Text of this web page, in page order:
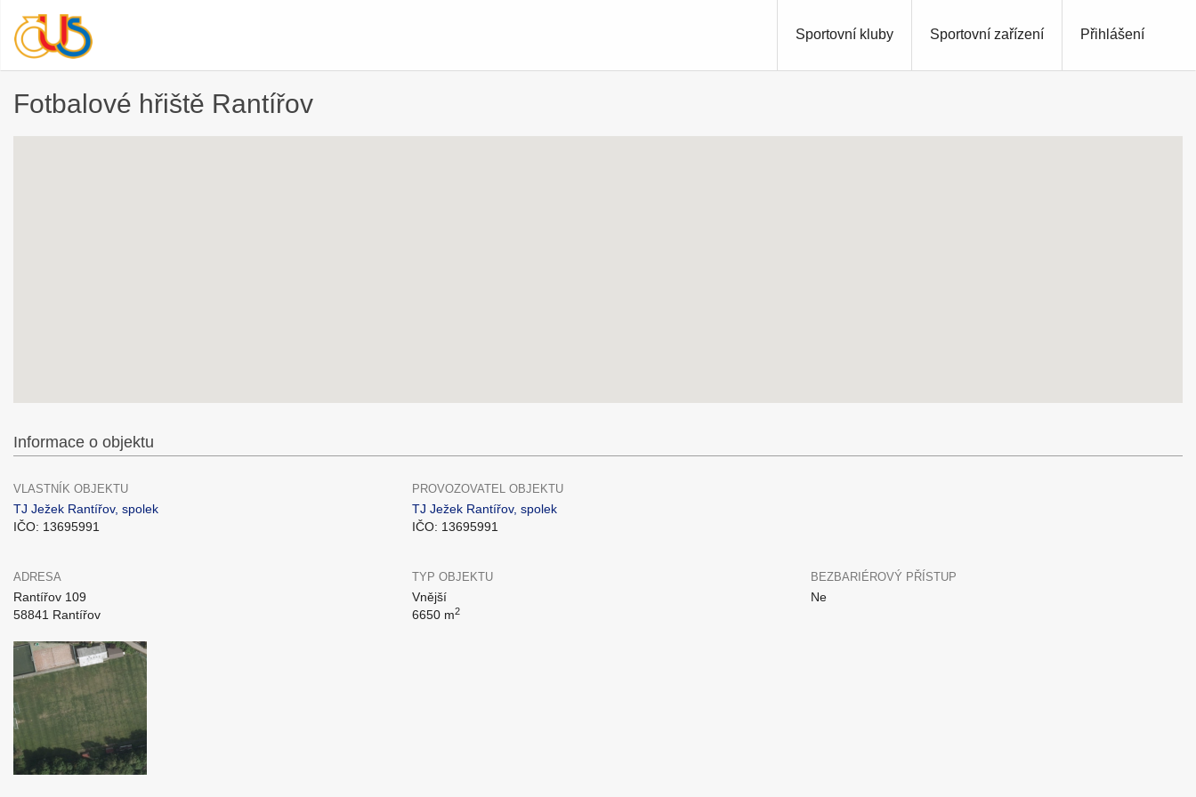
Přihlášení
Sportovní kluby Sportovní zařízení
Fotbalové hřiště Rantířov
Informace o objektu
VLASTNÍK OBJEKTU
TJ Ježek Rantířov, spolek
IČO: 13695991
PROVOZOVATEL OBJEKTU
TJ Ježek Rantířov, spolek
IČO: 13695991
ADRESA
Rantířov 109
58841 Rantířov
TYP OBJEKTU
Vnější
6650 m2
BEZBARIÉROVÝ PŘÍSTUP
Ne